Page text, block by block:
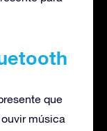
que
música